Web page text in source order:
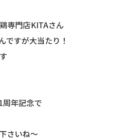
専門店KITAさん
ですが大当たり！
年記念で
さいね〜